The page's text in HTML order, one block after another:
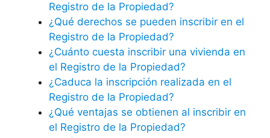
Registro de la Propiedad?
¿Qué derechos se pueden inscribir en el
Registro de la Propiedad?
¿Cuánto cuesta inscribir una vivienda en
el Registro de la Propiedad?
¿Caduca la inscripción realizada en el
Registro de la Propiedad?
¿Qué ventajas se obtienen al inscribir en
el Registro de la Propiedad?